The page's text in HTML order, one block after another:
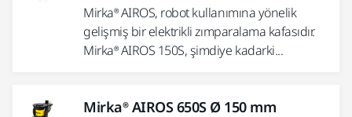
Mirka® AIROS, robot kullanımına yönelik
gelişmiş bir elektrikli zımparalama kafasıdır.
Mirka® AIROS 150S, şimdiye kadarki...
Mirka® AIROS 650S Ø 150 mm